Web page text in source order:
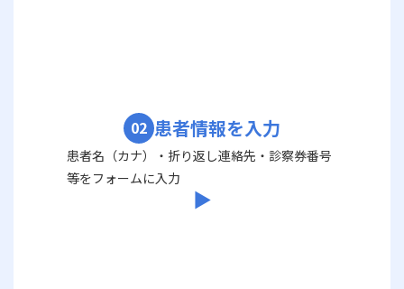
02 患者情報を入力
患者名（カナ）・折り返し連絡先・診察券番号
等をフォームに入力